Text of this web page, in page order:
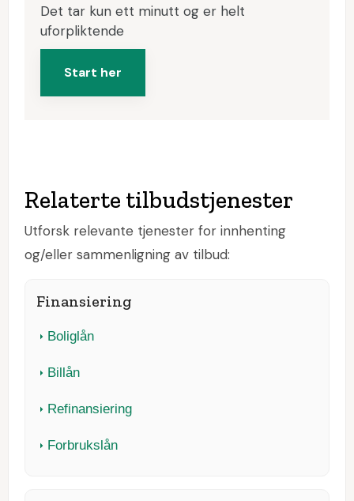
Det tar kun ett minutt og er helt
uforpliktende
Start her
Relaterte tilbudstjenester
Utforsk relevante tjenester for innhenting
og/eller sammenligning av tilbud:
Finansiering
Boliglån
Billån
Refinansiering
Forbrukslån